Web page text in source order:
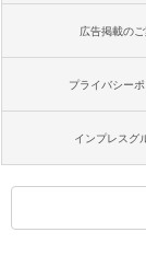
広告掲載の
プライバシー
インプレスグ